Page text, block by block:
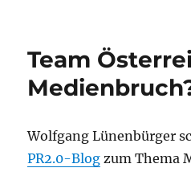
Team
Wolfgang Lünenbürger
PR2.0-Blog zum Thema